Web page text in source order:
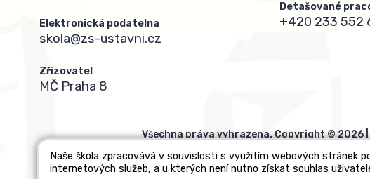
Elektronická podatelna
skola@zs-ustavni.cz
Zřizovatel
MČ Praha 8
Detašované
+420 233 552
Všechna práva vyhrazena. Copyright © 2026 |
Naše škola zpracovává v souvislosti s využitím webových stránek
internetových služeb, a u kterých není nutno získat souhlas